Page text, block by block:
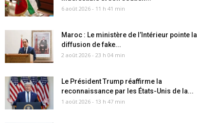
6 août 2026 - 11 h 41 min
Maroc : Le ministère de l’Intérieur pointe la
diffusion de fake...
2 août 2026 - 23 h 04 min
Le Président Trump réaffirme la
reconnaissance par les États-Unis de la...
1 août 2026 - 13 h 47 min